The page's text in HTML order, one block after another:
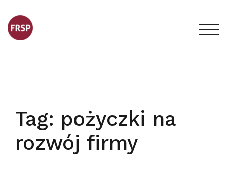
content
Tag: pożyczki na
rozwój firmy